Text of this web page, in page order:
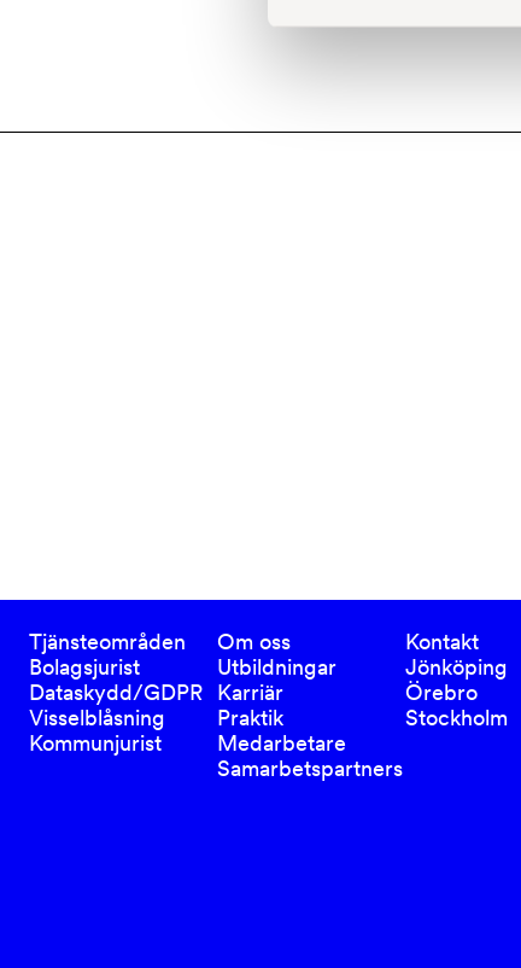
Tjänsteområden
Bolagsjurist
Dataskydd/GDPR
Visselblåsning
Kommunjurist
Om oss
Utbildningar
Karriär
Praktik
Medarbetare
Samarbetspartners
Kontakt
Jönköping
Örebro
Stockholm